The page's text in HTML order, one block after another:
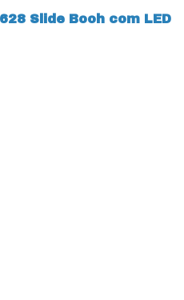
Slide Booh com LED